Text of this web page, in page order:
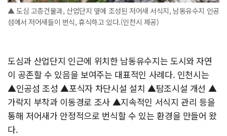
▲ 도심 고층건물과, 산업단지 옆에 조성된 저어새 서식지, 남동유수지 인공
섬에서 저어새들이 번식, 휴식하고 있다.(인천시 제공)
도심과 산업단지 인근에 위치한 남동유수지는 도시와 자연
이 공존할 수 있음을 보여주는 대표적인 사례다. 인천시는
▲인공섬 조성 ▲포식자 차단시설 설치 ▲탐조시설 개선 ▲
가락지 부착과 이동경로 조사 ▲지속적인 서식지 관리 등을
통해 저어새가 안정적으로 번식할 수 있는 환경을 만들어 왔
다.